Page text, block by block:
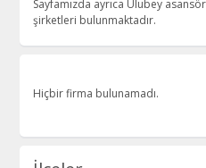
Sayfamızda ayrıca Ulubey
şirketleri bulunmaktadır.
Hiçbir firma bulunamadı.